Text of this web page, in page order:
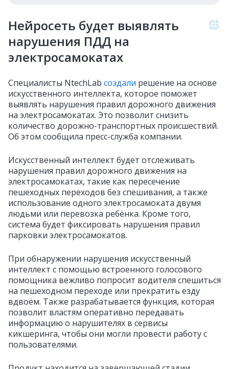
Нейросеть будет выявлять
нарушения ПДД на
электросамокатах
Специалисты NtechLab создали решение на основе
искусственного интеллекта, которое поможет
выявлять нарушения правил дорожного движения
на электросамокатах. Это позволит снизить
количество дорожно-транспортных происшествий.
Об этом сообщила пресс-служба компании.
Искусственный интеллект будет отслеживать
нарушения правил дорожного движения на
электросамокатах, такие как пересечение
пешеходных переходов без спешивания, а также
использование одного электросамоката двумя
людьми или перевозка ребёнка. Кроме того,
система будет фиксировать нарушения правил
парковки электросамокатов.
При обнаружении нарушения искусственный
интеллект с помощью встроенного голосового
помощника вежливо попросит водителя спешиться
на пешеходном переходе или прекратить езду
вдвоём. Также разрабатывается функция, которая
позволит властям оперативно передавать
информацию о нарушителях в сервисы
кикшеринга, чтобы они могли провести работу с
пользователями.